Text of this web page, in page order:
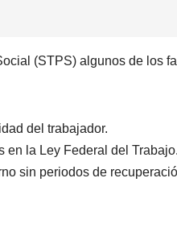
(STPS) algunos de los
del trabajador.
en la Ley Federal del Trabajo.
sin periodos de